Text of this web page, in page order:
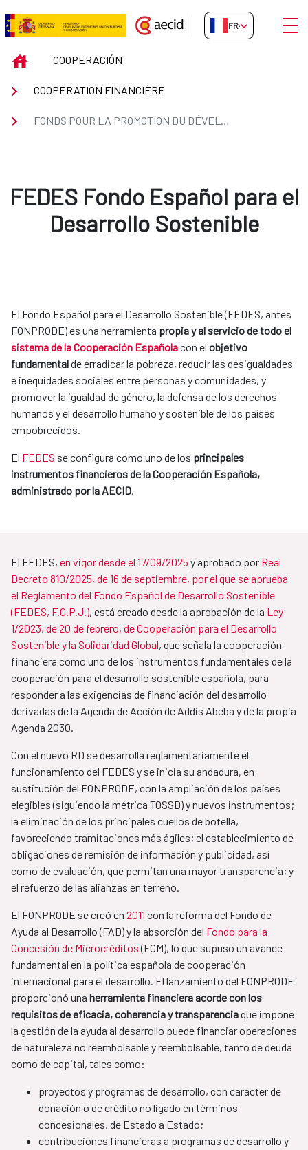
Saut au contenu principal
FONDS POUR LA PROMOTION
FR-FR
INICIOCOOPERACIÓN
COOPÉRATION FINANCIÈRE
FONDS POUR LA PROMOTION DU DÉVELOPPEMENT
FEDES Fondo Español para el
Desarrollo Sostenible
El Fondo Español para el Desarrollo Sostenible (FEDES, antes
FONPRODE) es una herramienta propia y al servicio de todo el
sistema de la Cooperación Españolacon el objetivo
fundamentalde erradicar la pobreza, reducir las desigualdades
e inequidades sociales entre personas y comunidades, y
promover la igualdad de género, la defensa de los derechos
humanos y el desarrollo humano y sostenible de los países
empobrecidos.
El FEDES se configura como uno de los principales
instrumentos financieros de la Cooperación Española,
administrado por la AECID.
El FEDES, en vigor desde el 17/09/2025 y aprobado por Real
Decreto 810/2025, de 16 de septiembre, por el que se aprueba
el Reglamento del Fondo Español de Desarrollo Sostenible
(FEDES, F.C.P.J.), está creado desde la aprobación de la Ley
1/2023, de 20 de febrero, de Cooperación para el Desarrollo
Sostenible y la Solidaridad Global, que señala la cooperación
financiera como uno de los instrumentos fundamentales de la
cooperación para el desarrollo sostenible española, para
responder a las exigencias de financiación del desarrollo
derivadas de la Agenda de Acción de Addis Abeba y de la propia
Agenda 2030.
Con el nuevo RD se desarrolla reglamentariamente el
funcionamiento del FEDES y se inicia su andadura, en
sustitución del FONPRODE, con la ampliación de los países
elegibles (siguiendo la métrica TOSSD) y nuevos instrumentos;
la eliminación de los principales cuellos de botella,
favoreciendo tramitaciones más ágiles; el establecimiento de
obligaciones de remisión de información y publicidad, así
como de evaluación, que permitan una mayor transparencia; y
el refuerzo de las alianzas en terreno.
El FONPRODE se creó en 2011 con la reforma del Fondo de
Ayuda al Desarrollo (FAD) y la absorción del Fondo para la
Concesión de Microcréditos(FCM), lo que supuso un avance
fundamental en la política española de cooperación
internacional para el desarrollo. El lanzamiento del FONPRODE
proporcionó una herramienta financiera acorde con los
requisitos de eficacia, coherencia y transparenciaque impone
la gestión de la ayuda al desarrollo puede financiar operaciones
de naturaleza no reembolsable y reembolsable, tanto de deuda
como de capital, tales como:
proyectos y programas de desarrollo, con carácter de
donación o de crédito no ligado en términos
concesionales, de Estado a Estado​;
contribuciones financieras a programas de desarrollo y